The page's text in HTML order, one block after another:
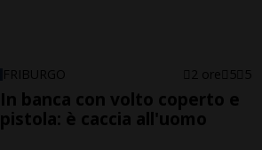
FRIBURGO 2 ore 5 5
In banca con volto coperto e
pistola: è caccia all'uomo